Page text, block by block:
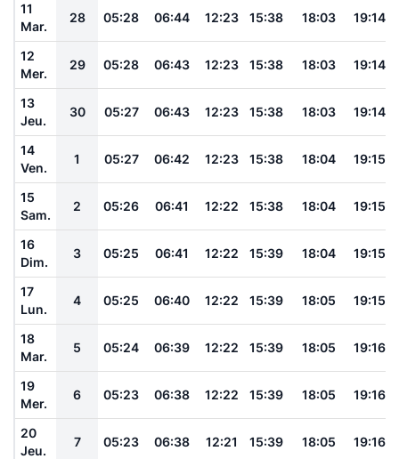
11
Mar.
28 05:28 06:44 12:23 15:38 18:03 19:14
12
Mer.
29 05:28 06:43 12:23 15:38 18:03 19:14
13
Jeu.
30 05:27 06:43 12:23 15:38 18:03 19:14
14
Ven.
1 05:27 06:42 12:23 15:38 18:04 19:15
15
Sam.
2 05:26 06:41 12:22 15:38 18:04 19:15
16
Dim.
3 05:25 06:41 12:22 15:39 18:04 19:15
17
Lun.
4 05:25 06:40 12:22 15:39 18:05 19:15
18
Mar.
5 05:24 06:39 12:22 15:39 18:05 19:16
19
Mer.
6 05:23 06:38 12:22 15:39 18:05 19:16
20
Jeu.
7 05:23 06:38 12:21 15:39 18:05 19:16